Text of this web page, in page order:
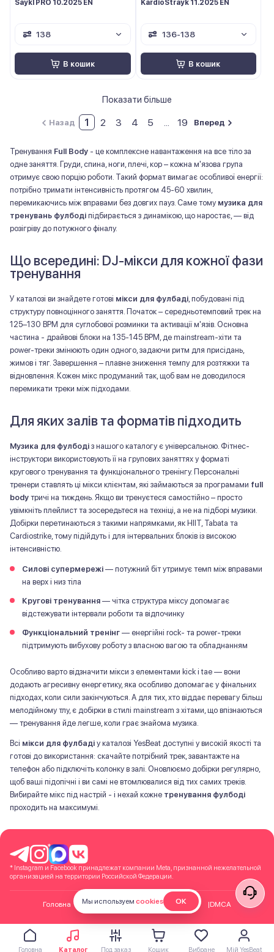
Saykl PRO 10.2025 EN
138
В кошик
KardioStrayk 11.2025 EN
136-138
В кошик
Показати більше
Назад 1 2 3 4 5 19 Вперед
Тренування Full Body - це комплексне навантаження на все тіло за
одне заняття. Груди, спина, ноги, плечі, кор – кожна м'язова група
отримує свою порцію роботи. Такий формат вимагає особливої ​​енергії:
потрібно тримати інтенсивність протягом 45-60 хвилин,
перемикаючись між вправами без довгих пауз. Саме тому музика для
тренувань фулбоді підбирається з динамікою, що наростає, — від
розігріву до потужного фіналу.
Що всередині: DJ-мікси для кожної фази
тренування
У каталозі ви знайдете готові мікси для фулбаді, побудовані під
структуру повноцінного заняття. Початок – середньотемповий трек на
125–130 BPM для суглобової розминки та активації м'язів. Основна
частина - драйвові блоки на 135-145 BPM, де mainstream-хіти та
power-треки змінюють один одного, задаючи ритм для присідань,
жимов і тяг. Завершення – плавне зниження темпу для розтяжки та
відновлення. Кожен мікс продуманий так, щоб вам не доводилося
перемикати треки між підходами.
Для яких залів та форматів підходить
Музика для фулбоді з нашого каталогу є універсальною. Фітнес-
інструктори використовують її на групових заняттях у форматі
кругового тренування та функціонального тренінгу. Персональні
тренери ставлять ці мікси клієнтам, які займаються за програмами full
body тричі на тиждень. Якщо ви тренуєтеся самостійно – просто
увімкніть плейлист та зосередьтеся на техніці, а не на підборі музики.
Добірки перетинаються з такими напрямками, як HIIT, Tabata та
Cardiostrike, тому підійдуть і для інтервальних блоків із високою
інтенсивністю.
Силові супермережі — потужний біт утримує темп між вправами
на верх і низ тіла
Кругові тренування — чітка структура міксу допомагає
відстежувати інтервали роботи та відпочинку
Функціональний тренінг — енергійні rock- та power-треки
підтримують вибухову роботу з власною вагою та обладнанням
Особливо варто відзначити мікси з елементами kick і tae — вони
додають агресивну енергетику, яка особливо допомагає у фінальних
підходах, коли сили закінчуються. А для тих, хто віддає перевагу більш
мелодійному тлу, є добірки в стилі mainstream з хітами, що впізнаються
— тренування йде легше, коли грає знайома музика.
Всі мікси для фулбаді у каталозі YesBeat доступні у високій якості та
готові до використання: скачайте потрібний трек, завантажте на
телефон або підключіть колонку в залі. Оновлюємо добірки регулярно,
щоб ваші підопічні і ви самі не втомлювалися від тих самих треків.
Вибирайте мікс під настрій - і нехай кожне тренування фулбоді
проходить на максимумі.
*
* Instagram и Facebook принадлежат компании Meta, признанной нежелательной
организацией на территории Российской Федерации.
Головна Блог Безкоштовно Контакти DMCA
Головна Каталог Под заказ Кошик Вибране Мій YesBeat
Мы используем cookies ОК